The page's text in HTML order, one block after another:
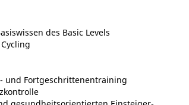
des Basic Levels
und Fortgeschrittenentraining